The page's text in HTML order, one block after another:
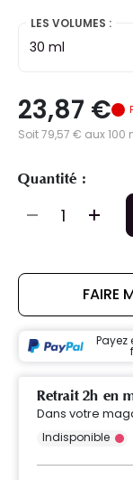
LES VOLUMES :
30 ml
23,87 €
Soit 79,57 € aux 100
Quantité :
FAIRE
Payez
Retrait 2h en
Dans votre
Indisponible